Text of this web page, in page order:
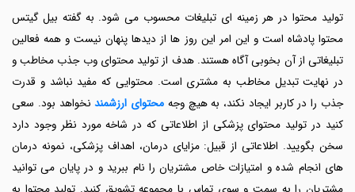
تولید محتوا در هر زمینه ای تبلیغات محسوب می شود. به گفته بیل گیتس
محتوا پادشاه است و این امر این روز ها از دیدها پنهان نیست و همه فعالین
تبلیغاتی از آن بخوبی آگاه هستند. هدف از تولید محتوای وب جذب مخاطب و
در نهایت تبدیل مخاطب به مشتری است. محتوایی که مفید نباشد و قدرت
جذب را در کاربر ایجاد نکند، به هیچ وجه محتوای ارزشمندنخواهد بود. سعی
کنید در تولید محتوای پزشکی از اطلاعاتی که در شاخه مورد نظر وجود دارد
سخن بگویید. اطلاعاتی از قبیل: مزایای درمان، اهداف پزشکی، نمونه درمان
های انجام شده و امتیازات خاص مشتریان را نام ببرید و در پایان می توانید